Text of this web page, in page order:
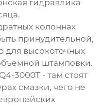
гидравлика
колоннах
принудительной,
для высокоточных
штамповки.
3000T - там стоят
смазки, чего не